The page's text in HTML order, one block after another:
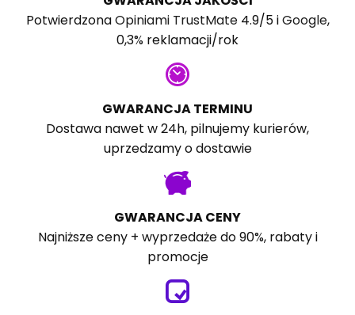
PotwierdzonaOpiniami TrustMate4.9/5 iGoogle,
0,3% reklamacji/rok
GWARANCJA TERMINU
Dostawa nawet w 24h, pilnujemy kurierów,
uprzedzamy o dostawie
GWARANCJA CENY
Najniższe ceny + wyprzedaże do 90%, rabaty i
promocje